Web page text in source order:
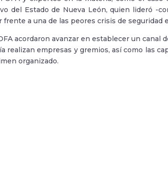
del Estado de Nueva León, quien lideró -
a una de las peores crisis de seguridad
acordaron avanzar en establecer un canal
realizan empresas y gremios, así como las
organizado.